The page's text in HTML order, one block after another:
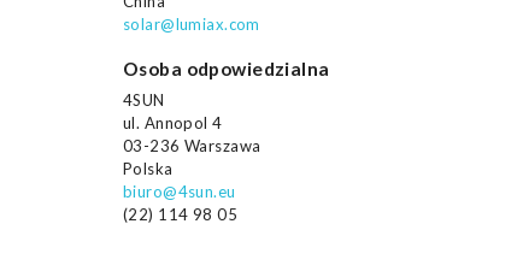
solar@lumiax.com
Osoba odpowiedzialna
4SUN
ul. Annopol 4
03-236 Warszawa
Polska
biuro@4sun.eu
(22) 114 98 05